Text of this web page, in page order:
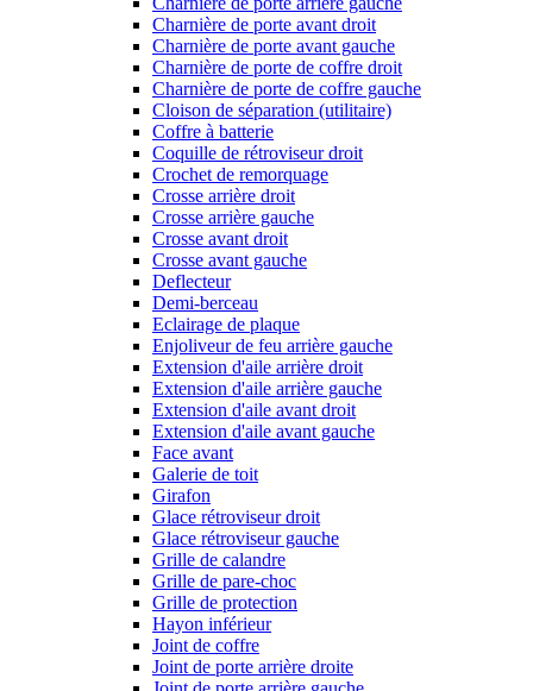
Charnière de porte avant droit
Charnière de porte avant gauche
Charnière de porte de coffre droit
Charnière de porte de coffre gauche
Cloison de séparation (utilitaire)
Coffre à batterie
Coquille de rétroviseur droit
Crochet de remorquage
Crosse arrière droit
Crosse arrière gauche
Crosse avant droit
Crosse avant gauche
Deflecteur
Demi-berceau
Eclairage de plaque
Enjoliveur de feu arrière gauche
Extension d'aile arrière droit
Extension d'aile arrière gauche
Extension d'aile avant droit
Extension d'aile avant gauche
Face avant
Galerie de toit
Girafon
Glace rétroviseur droit
Glace rétroviseur gauche
Grille de calandre
Grille de pare-choc
Grille de protection
Hayon inférieur
Joint de coffre
Joint de porte arrière droite